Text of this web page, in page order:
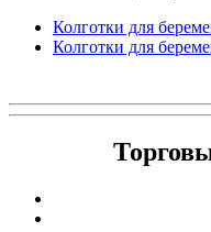
Колготки для
Колготки для